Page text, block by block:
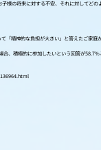
様の将来に対する不安、それに対してど
「精神的な負担が大きい」と答えたご家
、積極的に参加したいという回答が